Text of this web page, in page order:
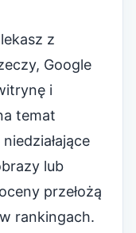
z
Google
i
temat
lub
przełożą
rankingach.